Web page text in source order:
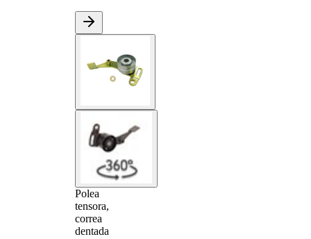
Polea
tensora,
correa
dentada